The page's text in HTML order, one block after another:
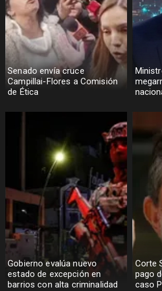
Senado envía cruce
Campillai-Flores a Comisión
de Ética
Gobierno evalúa nuevo
estado de excepción en
barrios con alta criminalidad
Corte
pago
caso